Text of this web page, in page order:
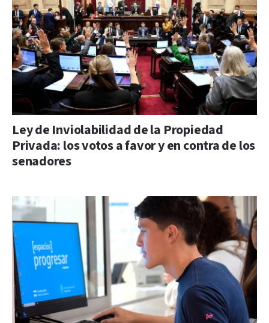
Ley de Inviolabilidad de la Propiedad
Privada: los votos a favor y en contra de los
senadores